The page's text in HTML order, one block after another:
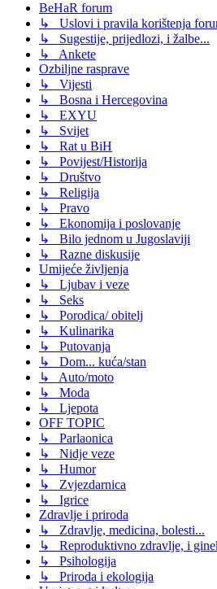
BeHaR forum
↳ Uslovi i pravila korištenja
↳ Sugestije, prijedlozi, i žalbe...
↳ Ankete
Ozbiljne rasprave
↳ Vijesti
↳ Bosna i Hercegovina
↳ EXYU
↳ Svijet
↳ Rat u BiH
↳ Povijest/Historija
↳ Društvo
↳ Religija
↳ Pravo
↳ Ekonomija i poslovanje
↳ Bilo jednom u Jugoslaviji
↳ Razne diskusije
Umijeće življenja
↳ Ljubav i veze
↳ Seks
↳ Porodica/ obitelj
↳ Kulinarika
↳ Putovanja
↳ Dom... kuća/stan
↳ Auto/moto
↳ Moda
↳ Ljepota
OFF TOPIC
↳ Parlaonica
↳ Nidje veze
↳ Humor
↳ Zvjezdarnica
↳ Igrice
Zdravlje i priroda
↳ Zdravlje, medicina, bolesti...
↳ Reproduktivno zdravlje, i
↳ Psihologija
↳ Priroda i ekologija